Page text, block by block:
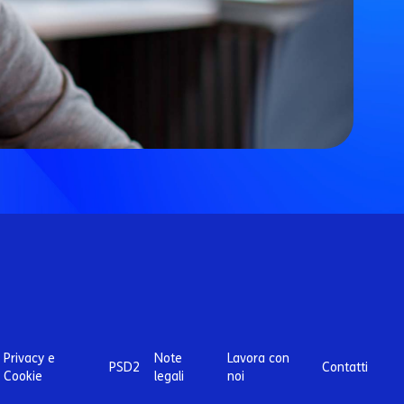
Privacy e
Cookie
PSD2
Note
legali
Lavora con
noi
Contatti